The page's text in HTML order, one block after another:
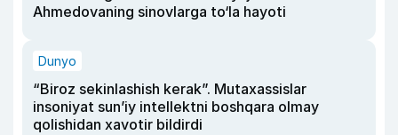
Ahmedovaning sinovlarga to‘la hayoti
Dunyo
“Biroz sekinlashish kerak”. Mutaxassislar
insoniyat sun’iy intellektni boshqara olmay
qolishidan xavotir bildirdi